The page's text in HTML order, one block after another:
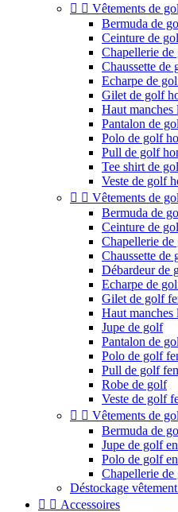
  Vêtements de
Bermuda de
Ceinture de
Chapellerie
Chaussette de
Echarpe de
Gilet de golf
Haut manches
Pantalon de
Polo de golf
Pull de golf
Tee shirt de
Veste de golf
  Vêtements de
Bermuda de
Ceinture de
Chapellerie
Chaussette de
Débardeur de
Echarpe de
Gilet de golf
Haut manches
Jupe de golf
Pantalon de
Polo de golf
Pull de golf
Robe de golf
Veste de golf
  Vêtements de
Bermuda de
Jupe de golf
Polo de golf
Chapellerie
Déstockage
  Accessoires